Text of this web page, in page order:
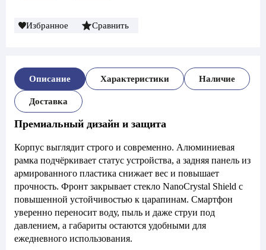
Избранное Сравнить
Описание Характеристики Наличие
Доставка
Премиальный дизайн и защита
Корпус выглядит строго и современно. Алюминиевая
рамка подчёркивает статус устройства, а задняя панель из
армированного пластика снижает вес и повышает
прочность. Фронт закрывает стекло NanoCrystal Shield с
повышенной устойчивостью к царапинам. Смартфон
уверенно переносит воду, пыль и даже струи под
давлением, а габариты остаются удобными для
ежедневного использования.